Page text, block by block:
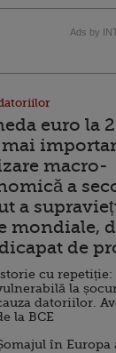
Ads by
euro la
mai
macro-
a
a
mondiale,
de
cu repetiție:
la
datoriilor.
la BCE
în